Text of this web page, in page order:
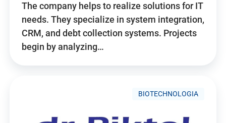
The company helps to realize solutions for IT
needs. They specialize in system integration,
CRM, and debt collection systems. Projects
begin by analyzing…
BIOTECHNOLOGIA